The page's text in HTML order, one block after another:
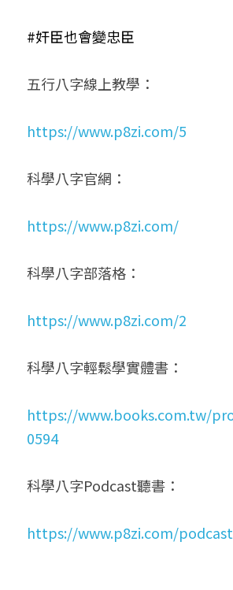
#奸臣也會變忠臣
五行八字線上教學：
https://www.p8zi.com/5
科學八字官網：
https://www.p8zi.com/
科學八字部落格：
https://www.p8zi.com/2
科學八字輕鬆學實體書：
https://www.books.com.tw/
0594
科學八字Podcast聽書：
https://www.p8zi.com/